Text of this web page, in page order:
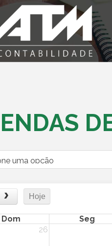
Hoje
Dom Seg
26